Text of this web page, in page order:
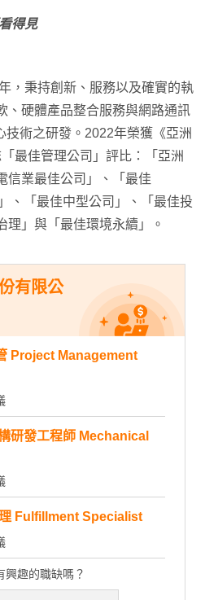
得見
，秉持創新、服務以及確實的執
、硬體產品整合服務與網路通訊
技術之研發。2022年榮獲《亞洲
最佳管理公司」評比：「亞洲
信業最佳公司」、「最佳
、「最佳中型公司」、「最佳投
理」與「最佳環境永續」。
有限公
Project Management
研發工程師 Mechanical
Fulfillment Specialist
興趣的職缺嗎？